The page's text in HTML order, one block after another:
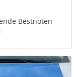
Bestnoten